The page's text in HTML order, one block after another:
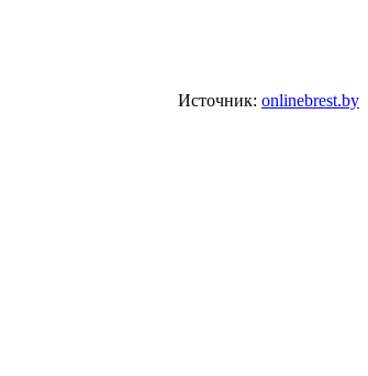
Источник: onlinebrest.by